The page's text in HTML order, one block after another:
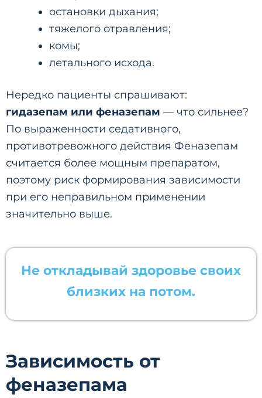
остановки дыхания;
тяжелого отравления;
комы;
летального исхода.
Нередко пациенты спрашивают:
гидазепам или феназепам — что сильнее?
По выраженности седативного,
противотревожного действия Феназепам
считается более мощным препаратом,
поэтому риск формирования зависимости
при его неправильном применении
значительно выше.
Не откладывай здоровье своих
близких на потом.
Зависимость от
феназепама